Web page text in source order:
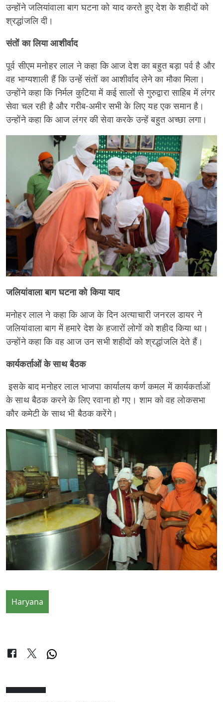
उन्होंने जलियांवाला बाग घटना को याद करते हुए देश के शहीदों को
श्रद्धांजलि दी।
संतों का लिया आशीर्वाद
पूर्व सीएम मनोहर लाल ने कहा कि आज देश का बहुत बड़ा पर्व है और
वह भाग्यशाली हैं कि उन्हें संतों का आशीर्वाद लेने का मौका मिला।
उन्होंने कहा कि निर्मल कुटिया में कई सालों से गुरुद्वारा साहिब में लंगर
सेवा चल रही है और गरीब-अमीर सभी के लिए यह एक समान है।
उन्होंने कहा कि आज लंगर की सेवा करके उन्हें बहुत अच्छा लगा।
जलियांवाला बाग घटना को किया याद
मनोहर लाल ने कहा कि आज के दिन अत्याचारी जनरल डायर ने
जलियांवाला बाग में हमारे देश के हजारों लोगों को शहीद किया था।
उन्होंने कहा कि वह आज उन सभी शहीदों को श्रद्धांजलि देते हैं।
कार्यकर्ताओं के साथ बैठक
इसके बाद मनोहर लाल भाजपा कार्यालय कर्ण कमल में कार्यकर्ताओं
के साथ बैठक करने के लिए रवाना हो गए। शाम को वह लोकसभा
कौर कमेटी के साथ भी बैठक करेंगे।
Haryana